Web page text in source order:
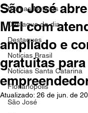
Últimas Notícias
Destaque do dia
Destaques
Notícias Brasil
Notícias Santa Catarina
Florianópolis
São José
São José
MEI com
ampliado e
gratuitas para
Atualizado: 26 de jun. de